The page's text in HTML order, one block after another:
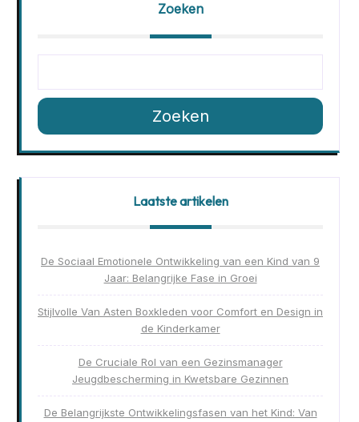
Zoeken
Zoeken
Laatste artikelen
De Sociaal Emotionele Ontwikkeling van een Kind van 9
Jaar: Belangrijke Fase in Groei
Stijlvolle Van Asten Boxkleden voor Comfort en Design in
de Kinderkamer
De Cruciale Rol van een Gezinsmanager
Jeugdbescherming in Kwetsbare Gezinnen
De Belangrijkste Ontwikkelingsfasen van het Kind: Van